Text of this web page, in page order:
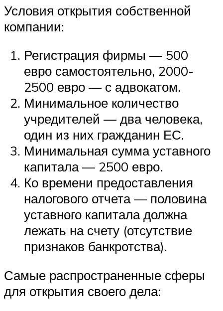
Условия открытия собственной
компании:
Регистрация фирмы — 500
евро самостоятельно, 2000-
2500 евро — с адвокатом.
Минимальное количество
учредителей — два человека,
один из них гражданин ЕС.
Минимальная сумма уставного
капитала — 2500 евро.
Ко времени предоставления
налогового отчета — половина
уставного капитала должна
лежать на счету (отсутствие
признаков банкротства).
Самые распространенные сферы
для открытия своего дела: